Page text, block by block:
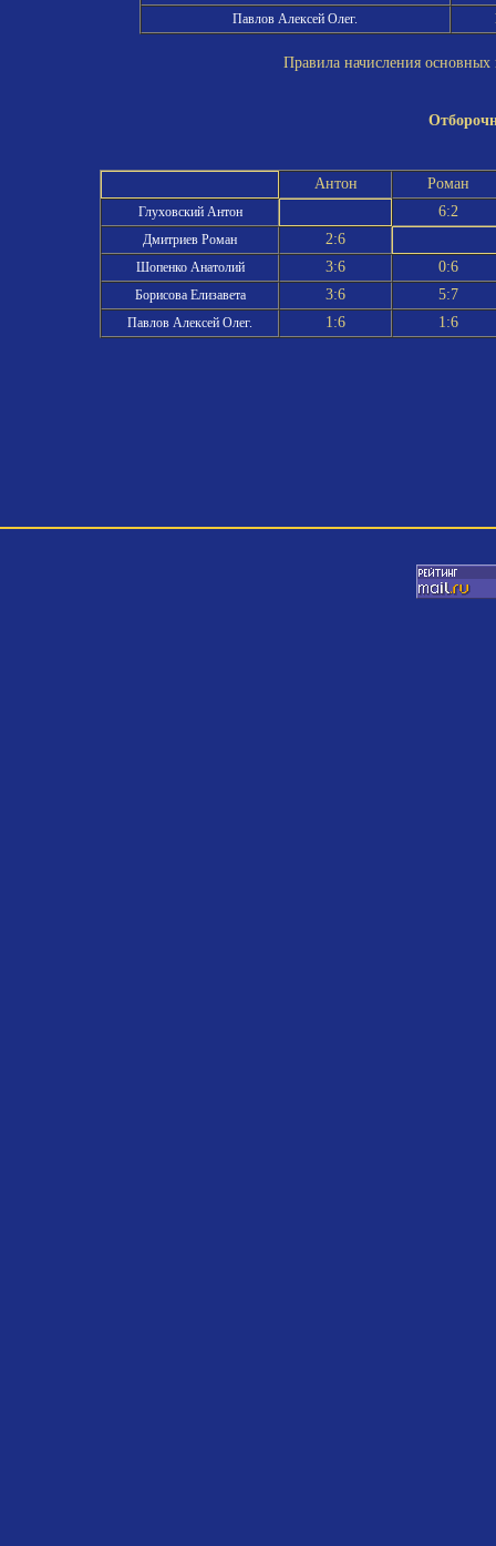
Павлов Алексей Олег.
Правила начисления
Антон Роман
Глуховский Антон 6:2
Дмитриев Роман 2:6
Шопенко Анатолий 3:6 0:6
Борисова Елизавета 3:6 5:7
Павлов Алексей Олег. 1:6 1:6